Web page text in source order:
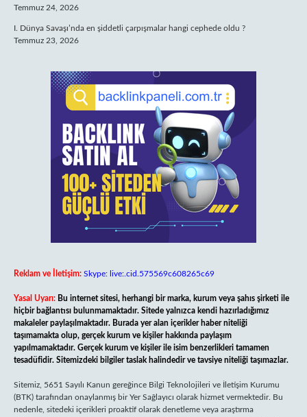
Temmuz 24, 2026
I. Dünya Savaşı’nda en şiddetli çarpışmalar hangi cephede oldu ?
Temmuz 23, 2026
Reklam ve İletişim: Skype: live:.cid.575569c608265c69
Yasal Uyarı: Bu internet sitesi, herhangi bir marka, kurum veya şahıs şirketi ile
hiçbir bağlantısı bulunmamaktadır. Sitede yalnızca kendi hazırladığımız
makaleler paylaşılmaktadır. Burada yer alan içerikler haber niteliği
taşımamakta olup, gerçek kurum ve kişiler hakkında paylaşım
yapılmamaktadır. Gerçek kurum ve kişiler ile isim benzerlikleri tamamen
tesadüfidir. Sitemizdeki bilgiler taslak halindedir ve tavsiye niteliği taşımazlar.
Sitemiz, 5651 Sayılı Kanun gereğince Bilgi Teknolojileri ve İletişim Kurumu
(BTK) tarafından onaylanmış bir Yer Sağlayıcı olarak hizmet vermektedir. Bu
nedenle, sitedeki içerikleri proaktif olarak denetleme veya araştırma